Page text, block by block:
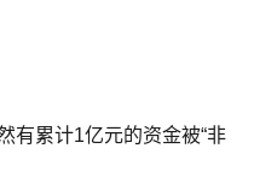
有累计1亿元的资金被“非